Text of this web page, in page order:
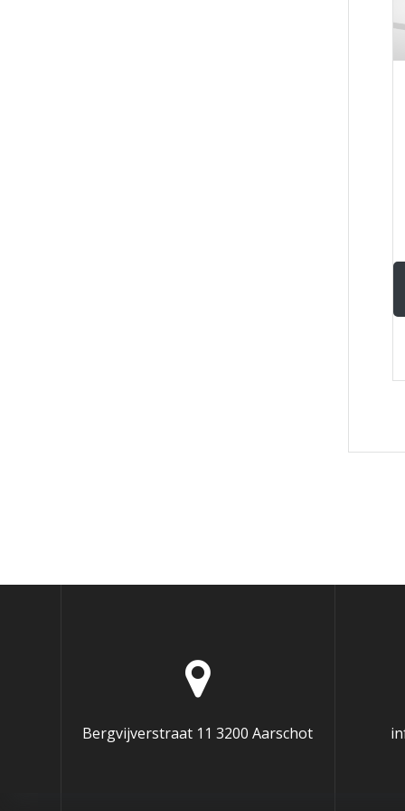
Bergvijverstraat 11 3200 Aarschot